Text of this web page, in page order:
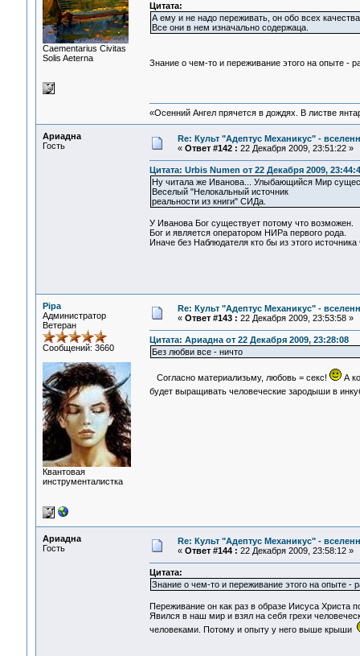
Сaementarius Civitas
Solis Aeterna
Цитата:
А ему и не надо переживать, он обо всех
Все они в нем изначально содержаца.
Знание о чем-то и переживание этого на опыте -
«Осенний Ангел прячется в дождях. В листве
Ариадна
Гость
Re: Культ "Адептус Механикус" -
« Ответ #142 : 22 Декабря 2009, 23:51:22 »
Цитата: Urbis Numen от 22 Декабря 2009,
Ну читала же Иванова... Улыбающийся Мир
Веселый "Нелокальный источник
реальности из книги" СИДа.
У Иванова Бог существует потому что возможен.
Бог и является оператором НИРа первого рода.
Иначе без Наблюдателя кто бы из этого источника
Pipa
Администратор
Ветеран
Сообщений: 3660
Квантовая
инструменталистка
Re: Культ "Адептус Механикус" -
« Ответ #143 : 22 Декабря 2009, 23:53:58 »
Цитата: Ариадна от 22 Декабря 2009, 23:28:08
Без любви все - ничто
Согласно материализьму, любовь = секс!
А
будет выращивать человеческие зародыши в
Ариадна
Гость
Re: Культ "Адептус Механикус" -
« Ответ #144 : 22 Декабря 2009, 23:58:12 »
Цитата:
Знание о чем-то и переживание этого на опыте -
Переживание он как раз в образе Иисуса Христа
Явился в наш мир и взял на себя грехи
человеками. Потому и опыту у него выше крыши